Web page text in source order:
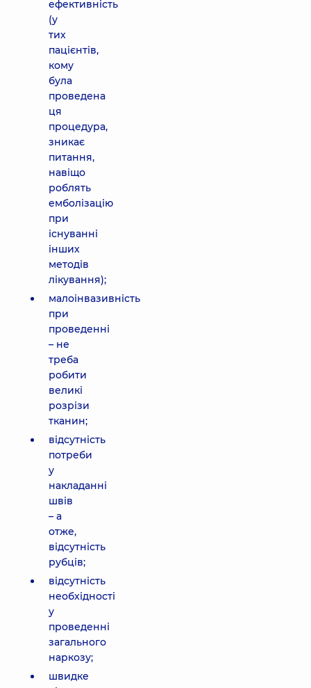
ефективність
(у
тих
пацієнтів,
кому
була
проведена
ця
процедура,
зникає
питання,
навіщо
роблять
емболізацію
при
існуванні
інших
методів
лікування);
малоінвазивність
при
проведенні
– не
треба
робити
великі
розрізи
тканин;
відсутність
потреби
у
накладанні
швів
– а
отже,
відсутність
рубців;
відсутність
необхідності
у
проведенні
загального
наркозу;
швидке